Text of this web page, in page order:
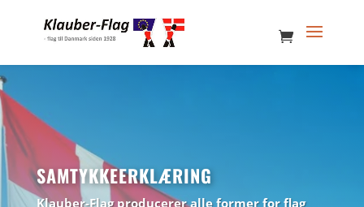
SAMTYKKEERKLÆRING
Klauber-Flag producerer alle former for flag